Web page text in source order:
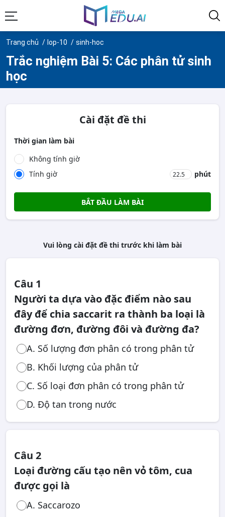
Trang chủ lop-10 sinh-hoc
Trắc nghiệm Bài 5: Các phân tử sinh
học
Cài đặt đề thi
Thời gian làm bài
Không tính giờ
Tính giờ
phút
BẮT ĐẦU LÀM BÀI
Vui lòng cài đặt đề thi trước khi làm bài
Câu 1
Người ta dựa vào đặc điểm nào sau
đây để chia saccarit ra thành ba loại là
đường đơn, đường đôi và đường đa?
A. Số lượng đơn phân có trong phân tử
B. Khối lượng của phân tử
C. Số loại đơn phân có trong phân tử
D. Độ tan trong nước
Câu 2
Loại đường cấu tạo nên vỏ tôm, cua
được gọi là
A. Saccarozo